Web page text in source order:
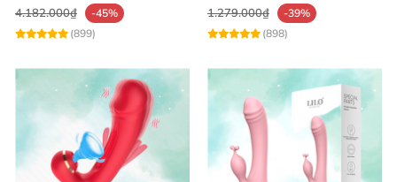
4.182.000₫
-45%
(899)
1.279.000₫
-39%
(898)